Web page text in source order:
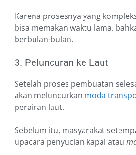
Karena prosesnya yang
bisa memakan waktu lama,
berbulan-bulan.
3. Peluncuran ke Laut
Setelah proses pembuatan
akan meluncurkan moda
perairan laut.
Sebelum itu, masyarakat
upacara penyucian kapal atau